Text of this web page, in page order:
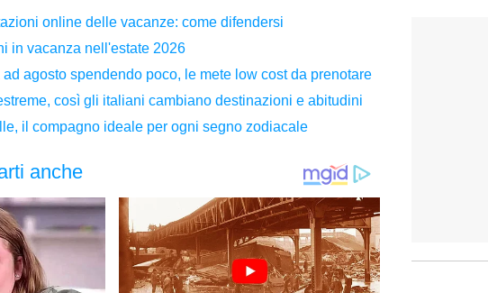
online delle vacanze: come difendersi
in vacanza nell'estate 2026
agosto spendendo poco, le mete low cost da prenotare
così gli italiani cambiano destinazioni e abitudini
il compagno ideale per ogni segno zodiacale